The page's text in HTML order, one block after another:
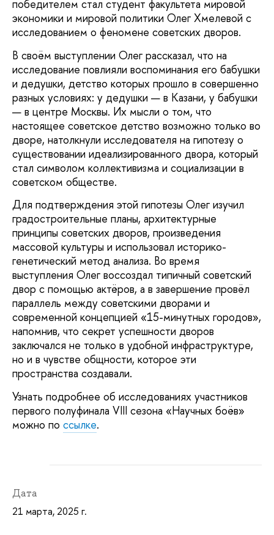
победителем стал студент факультета мировой
экономики и мировой политики Олег Хмелевой с
исследованием о феномене советских дворов.
В своём выступлении Олег рассказал, что на
исследование повлияли воспоминания его бабушки
и дедушки, детство которых прошло в совершенно
разных условиях: у дедушки — в Казани, у бабушки
— в центре Москвы. Их мысли о том, что
настоящее советское детство возможно только во
дворе, натолкнули исследователя на гипотезу о
существовании идеализированного двора, который
стал символом коллективизма и социализации в
советском обществе.
Для подтверждения этой гипотезы Олег изучил
градостроительные планы, архитектурные
принципы советских дворов, произведения
массовой культуры и использовал историко-
генетический метод анализа. Во время
выступления Олег воссоздал типичный советский
двор с помощью актёров, а в завершение провёл
параллель между советскими дворами и
современной концепцией «15-минутных городов»,
напомнив, что секрет успешности дворов
заключался не только в удобной инфраструктуре,
но и в чувстве общности, которое эти
пространства создавали.
Узнать подробнее об исследованиях участников
первого полуфинала VIII сезона «Научных боёв»
можно по ссылке.
Дата
21 марта, 2025 г.